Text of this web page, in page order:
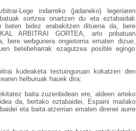
Lege indarreko (jadaneko) legeriaren
sortzea onartzen du eta eztabaidak
baten bidez erabakitzen dituena da, bere
ARBITRAI GORTEA, arlo pribatuan
bere webgunera ongietorria ematen dizue,
betebeharrak ezagutzea posible egingo
kudeaketa testuinguruan kokatzen den
helburuak hauek dira:
baita zuzenbidean ere, aldeen arteko
da, bertako eztabaidei, Espaini mailako
eta baita atzerrian ematen direnei aurre